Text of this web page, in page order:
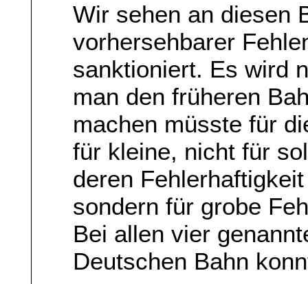
Wir sehen an diesen
vorhersehbarer
sanktioniert. Es wird
man den früheren
machen müsste für
für kleine, nicht für
deren
sondern für grobe
Bei allen vier
Deutschen Bahn